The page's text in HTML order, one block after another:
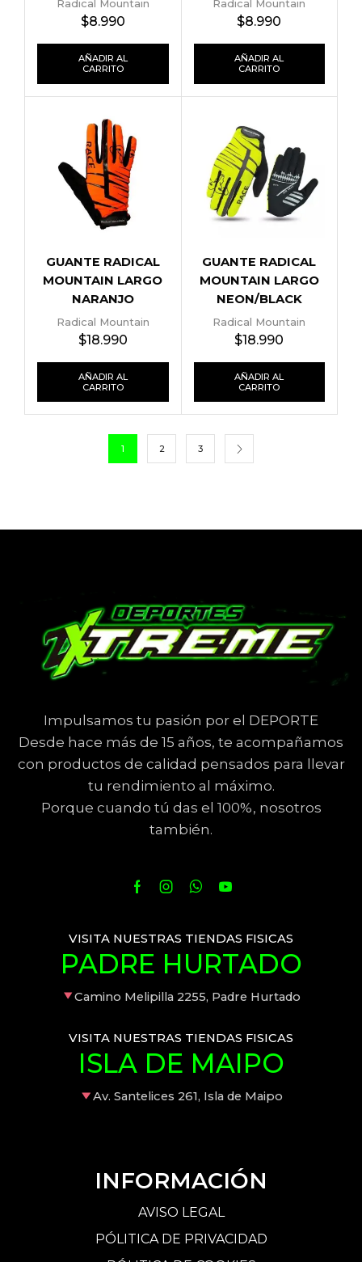
Radical Mountain
$8.990
AÑADIR AL
CARRITO
Radical Mountain
$8.990
AÑADIR AL
CARRITO
GUANTE RADICAL
MOUNTAIN LARGO
NARANJO
Radical Mountain
$18.990
AÑADIR AL
CARRITO
GUANTE RADICAL
MOUNTAIN LARGO
NEON/BLACK
Radical Mountain
$18.990
AÑADIR AL
CARRITO
1 2 3
Impulsamos tu pasión por el DEPORTE
Desde hace más de 15 años, te acompañamos
con productos de calidad pensados para llevar
tu rendimiento al máximo.
Porque cuando tú das el 100%, nosotros
también.
VISITA NUESTRAS TIENDAS FISICAS
PADRE HURTADO
Camino Melipilla 2255, Padre Hurtado
VISITA NUESTRAS TIENDAS FISICAS
ISLA DE MAIPO
Av. Santelices 261, Isla de Maipo
INFORMACIÓN
AVISO LEGAL
PÓLITICA DE PRIVACIDAD